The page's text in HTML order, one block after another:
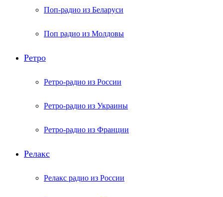
Поп-радио из Беларуси
Поп радио из Молдовы
Ретро
Ретро-радио из России
Ретро-радио из Украины
Ретро-радио из Франции
Релакс
Релакс радио из России